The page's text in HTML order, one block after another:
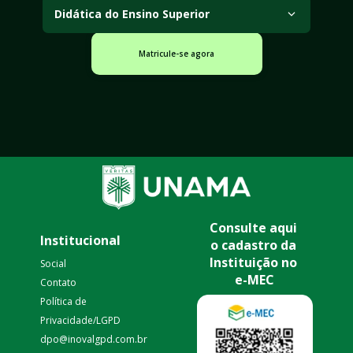
decisões clínicas, desenvolvendo habilidades para
na prática em saúde.
Didática do Ensino Superior
Desenvolva conhecimentos pedagógicos para
atuação no ensino superior, abordando
planejamento educacional, metodologias de ensino,
Matricule-se agora
Social
Contato
Política de
Privacidade/LGPD
dpo@inovalgpd.com.br
Institucional
Consulte aqui
o cadastro da
Instituição no
e-MEC